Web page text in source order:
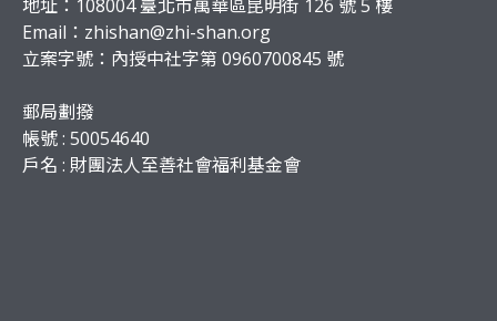
地址：108004 臺北市萬華區昆明街 126 號 5 樓
Email： zhishan@zhi-shan.org
立案字號：內授中社字第 0960700845 號
郵局劃撥
帳號 : 50054640
戶名 : 財團法人至善社會福利基金會